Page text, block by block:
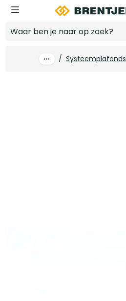
Ga naar hoofdinhoud
/ Systeemplafonds
Log in voor prijzen